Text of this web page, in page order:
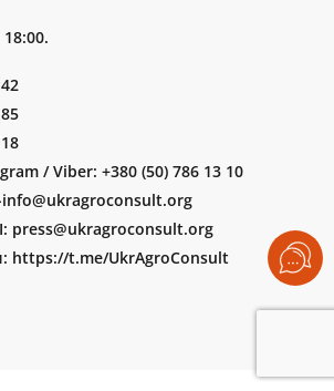
/ Viber: +380 (50) 786 13 10
info@ukragroconsult.org
press@ukragroconsult.org
https://t.me/UkrAgroConsult